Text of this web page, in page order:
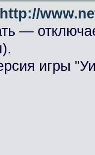
http://
—
игры